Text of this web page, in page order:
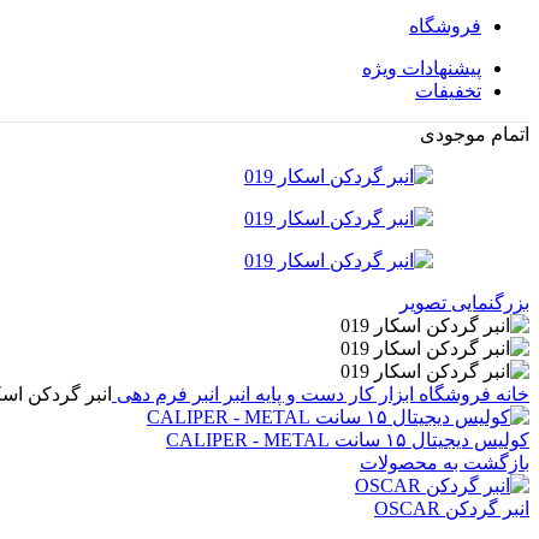
فروشگاه
پیشنهادات ویژه
تخفیفات
اتمام موجودی
بزرگنمایی تصویر
خانه فروشگاه ابزار کار دست و پایه انبر انبر فرم دهی انبر گردکن
كوليس ديجيتال ۱۵ سانت CALIPER - METAL
بازگشت به محصولات
انبر گردکن OSCAR